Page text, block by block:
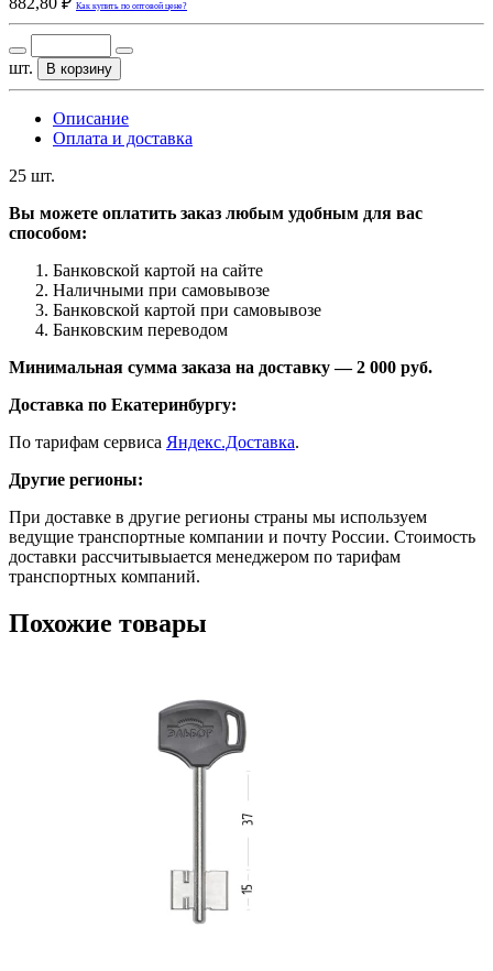
Как купить по оптовой цене?
шт. В корзину
Описание
Оплата и доставка
25 шт.
Вы можете оплатить заказ любым удобным для вас
способом:
Банковской картой на сайте
Наличными при самовывозе
Банковской картой при самовывозе
Банковским переводом
Минимальная сумма заказа на доставку — 2 000 руб.
Доставка по Екатеринбургу:
По тарифам сервиса Яндекс.Доставка.
Другие регионы:
При доставке в другие регионы страны мы используем
ведущие транспортные компании и почту России. Стоимость
доставки рассчитывыается менеджером по тарифам
транспортных компаний.
Похожие товары